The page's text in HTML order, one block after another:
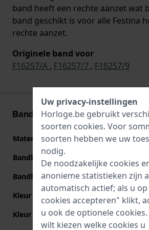
band heeft een rechte aanzet wat
band geschikt is voor alle Festina
rechte aanzet.
Originele band voor
F16257/A , F16257/7 , F16257/9
Band informatie
Materiaal Band
Leer
Bandbreedte
Bandbreedte bij sluiting
16 mm
Kleur Band
Zwart
Kleur stiksel
Wit
Uw privacy-instellingen
Horloge.be gebruikt
soorten cookies. Voor
soorten hebben we uw
nodig.
De noodzakelijke cookies
anonieme statistieken zijn
automatisch actief; als u op
cookies accepteren" klikt,
u ook de optionele cookies.
wilt kiezen welke cookies u